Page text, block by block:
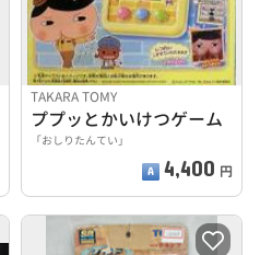
TAKARA TOMY
ププッとかいけつゲーム
「おしりたんてい」
4,400 円